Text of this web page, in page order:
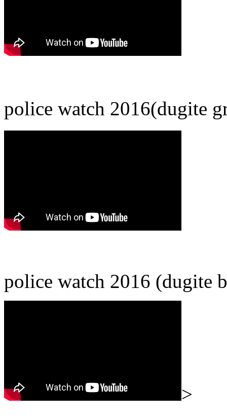
police watch 2016(dugite
police watch 2016 (dugite
>